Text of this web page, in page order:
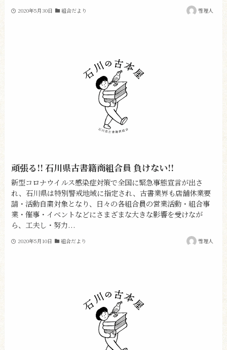
2020年5月30日 組合だより 管理人
頑張る!! 石川県古書籍商組合員 負けない!!
新型コロナウイルス感染症対策で全国に緊急事態宣言が出さ
れ、石川県は特別警戒地域に指定され、古書業界も店舗休業要
請・活動自粛対象となり、日々の各組合員の営業活動・組合事
業・催事・イベントなどにさまざまな大きな影響を受けなが
ら、工夫し・努力...
2020年5月10日 組合だより 管理人